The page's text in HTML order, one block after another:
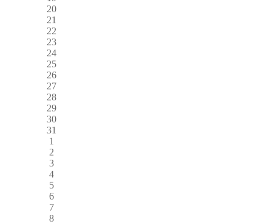
20
21
22
23
24
25
26
27
28
29
30
31
1
2
3
4
5
6
7
8